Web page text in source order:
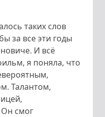
таких слов
за все эти годы
И всё
я поняла, что
Талантом,
Он смог